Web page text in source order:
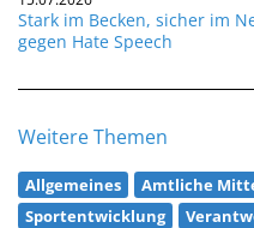
Stark im Becken, sicher im
gegen Hate Speech
Weitere Themen
Allgemeines Amtliche
Sportentwicklung